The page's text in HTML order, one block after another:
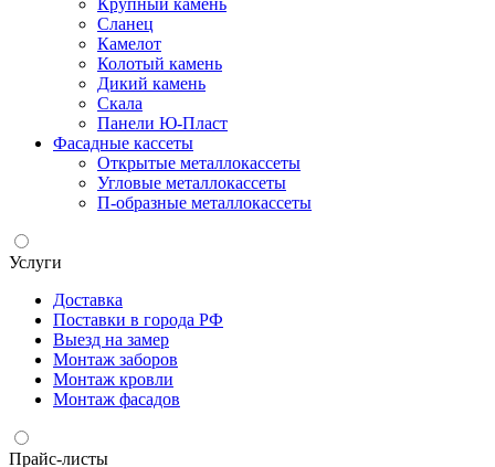
Крупный камень
Сланец
Камелот
Колотый камень
Дикий камень
Скала
Панели Ю-Пласт
Фасадные кассеты
Открытые металлокассеты
Угловые металлокассеты
П-образные металлокассеты
Услуги
Доставка
Поставки в города РФ
Выезд на замер
Монтаж заборов
Монтаж кровли
Монтаж фасадов
Прайс-листы